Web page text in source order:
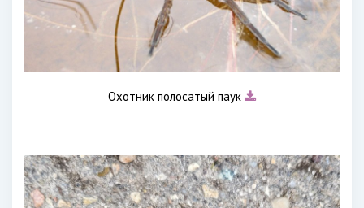
Охотник полосатый паук